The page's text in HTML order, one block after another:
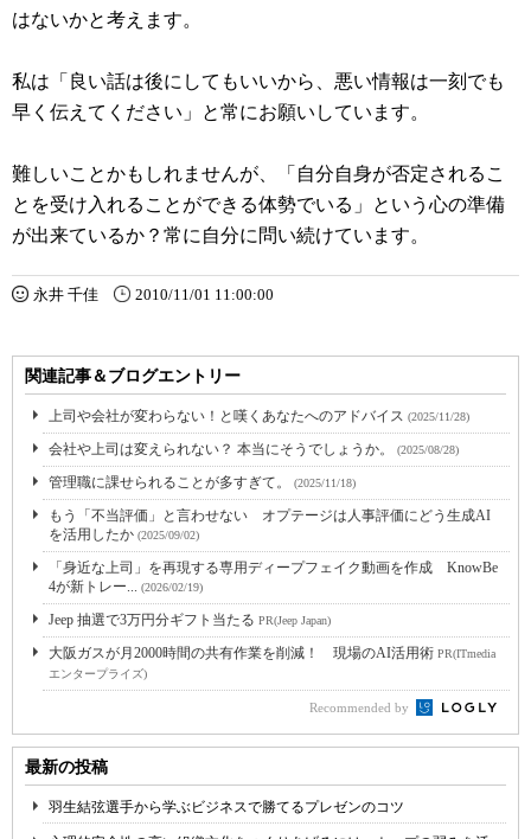
はないかと考えます。
私は「良い話は後にしてもいいから、悪い情報は一刻でも
早く伝えてください」と常にお願いしています。
難しいことかもしれませんが、「自分自身が否定されるこ
とを受け入れることができる体勢でいる」という心の準備
が出来ているか？常に自分に問い続けています。
永井 千佳 2010/11/01 11:00:00
関連記事＆ブログエントリー
上司や会社が変わらない！と嘆くあなたへのアドバイス (2025/11/28)
会社や上司は変えられない？ 本当にそうでしょうか。 (2025/08/28)
管理職に課せられることが多すぎて。 (2025/11/18)
もう「不当評価」と言わせない オプテージは人事評価にどう生成AI
を活用したか (2025/09/02)
「身近な上司」を再現する専用ディープフェイク動画を作成 KnowBe
4が新トレー... (2026/02/19)
Jeep 抽選で3万円分ギフト当たる PR(Jeep Japan)
大阪ガスが月2000時間の共有作業を削減！ 現場のAI活用術 PR(ITmedia
エンタープライズ)
Recommended by
最新の投稿
羽生結弦選手から学ぶビジネスで勝てるプレゼンのコツ